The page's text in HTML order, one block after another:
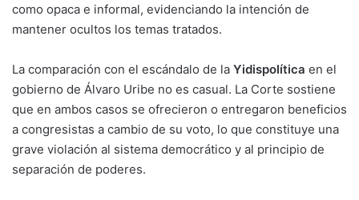
como opaca e informal, evidenciando la intención de
mantener ocultos los temas tratados.
La comparación con el escándalo de la Yidispolítica en el
gobierno de Álvaro Uribe no es casual. La Corte sostiene
que en ambos casos se ofrecieron o entregaron beneficios
a congresistas a cambio de su voto, lo que constituye una
grave violación al sistema democrático y al principio de
separación de poderes.